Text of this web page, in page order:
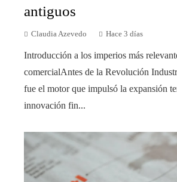
antiguos
Claudia Azevedo Hace 3 días
Introducción a los imperios más
comercialAntes de la Revolución
fue el motor que impulsó la expansión
innovación fin...